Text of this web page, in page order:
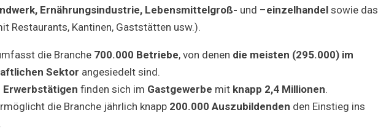
Ernährungsindustrie, Lebensmittelgroß- und –einzelhandel sowie das
Restaurants, Kantinen, Gaststätten usw.).
die Branche 700.000 Betriebe, von denen die meisten (295.000) im
Sektor angesiedelt sind.
Erwerbstätigen finden sich im Gastgewerbe mit knapp 2,4 Millionen.
die Branche jährlich knapp 200.000 Auszubildenden den Einstieg ins